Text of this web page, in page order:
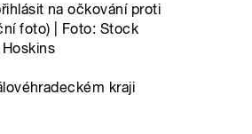
na očkování proti
foto) | Foto: Stock
kraji